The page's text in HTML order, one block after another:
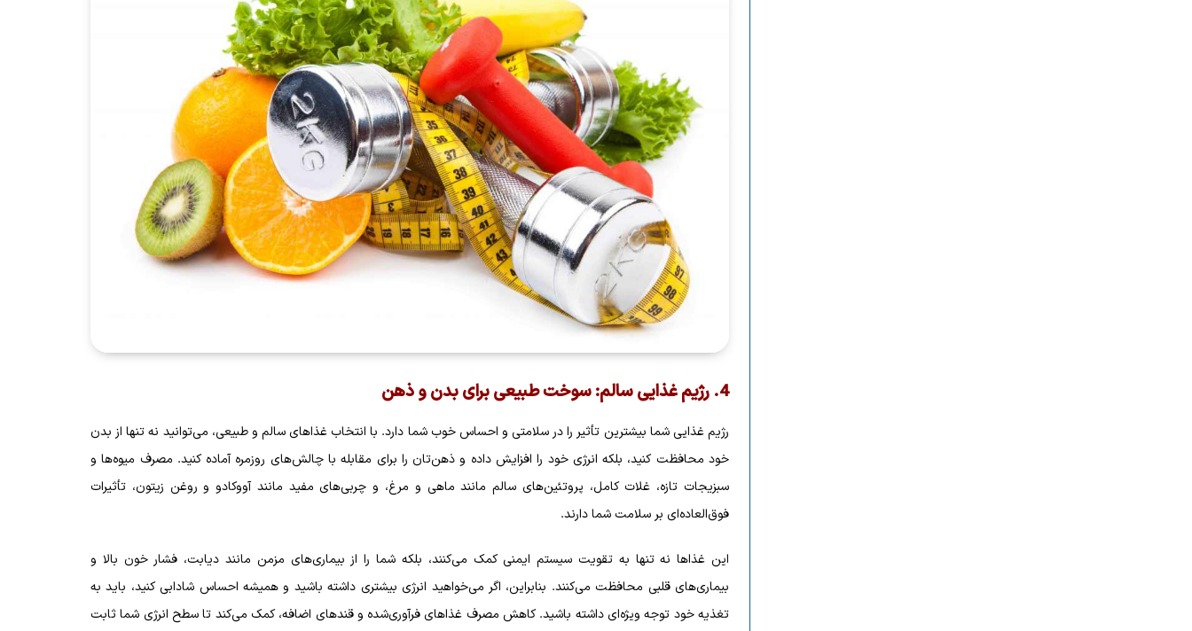
4. رژیم غذایی سالم: سوخت طبیعی برای بدن و ذهن
رژیم غذایی شما بیشترین تأثیر را در سلامتی و احساس خوب شما دارد. با انتخاب غذاهای سالم و طبیعی، می‌توانید نه تنها از بدن
خود محافظت کنید، بلکه انرژی خود را افزایش داده و ذهن‌تان را برای مقابله با چالش‌های روزمره آماده کنید. مصرف میوه‌ها و
سبزیجات تازه، غلات کامل، پروتئین‌های سالم مانند ماهی و مرغ، و چربی‌های مفید مانند آووکادو و روغن زیتون، تأثیرات
فوق‌العاده‌ای بر سلامت شما دارند.
این غذاها نه تنها به تقویت سیستم ایمنی کمک می‌کنند، بلکه شما را از بیماری‌های مزمن مانند دیابت، فشار خون بالا و
بیماری‌های قلبی محافظت می‌کنند. بنابراین، اگر می‌خواهید انرژی بیشتری داشته باشید و همیشه احساس شادابی کنید، باید به
تغذیه خود توجه ویژه‌ای داشته باشید. کاهش مصرف غذاهای فرآوری‌شده و قندهای اضافه، کمک می‌کند تا سطح انرژی شما ثابت